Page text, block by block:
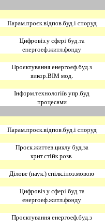
Парам.проєк.вiдпов.буд.i споруд
Цифровiз.у сферi буд.та
енергоеф.житл.фонду
Проєктування енергоеф.буд.з
викор.ВIМ мод.
Iнформ.технологiїв упр.буд
процесами
Парам.проєк.вiдпов.буд.i споруд
Проєк.життев.циклу буд.за
крит.стiйк.розв.
Дiлове (наук.) спiлк.iноз.мовою
Цифровiз.у сферi буд.та
енергоеф.житл.фонду
Проєктування енергоеф.буд.з